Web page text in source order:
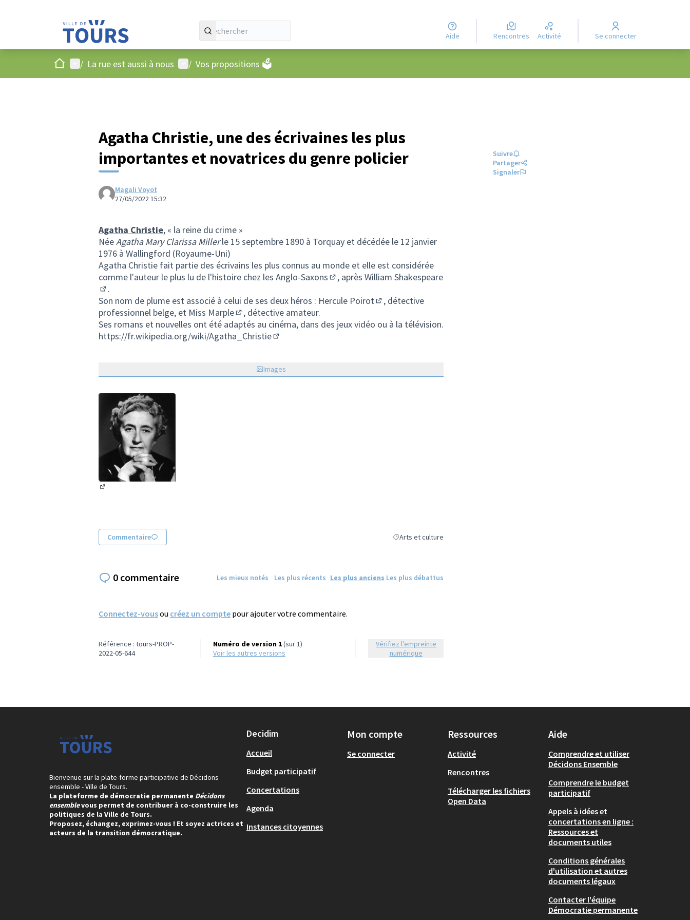
Aide Rencontres Activité Se connecter
AccueilMenu principal
/ La rue est aussi à nous Menu utilisateur
/ Vos propositions 🗳️
Agatha Christie, une des écrivaines les plus
importantes et novatrices du genre policier
Magali Voyot
27/05/2022 15:32
Agatha Christie, « la reine du crime »
NéeAgatha Mary Clarissa Millerle 15 septembre 1890 à Torquay et décédée le 12 janvier
1976 à Wallingford (Royaume-Uni)
Agatha Christie fait partie des écrivains les plus connus au monde et elle est considérée
comme l'auteur le plus lu de l'histoire chez les Anglo-Saxons
(Lien externe)
, après William Shakespeare
(Lien externe)
.
Son nom de plume est associé à celui de ses deux héros : Hercule Poirot
(Lien externe)
, détective
professionnel belge, et Miss Marple
(Lien externe)
, détective amateur.
Ses romans et nouvelles ont été adaptés au cinéma, dans des jeux vidéo ou à la télévision.
https://fr.wikipedia.org/wiki/Agatha_Christie
Images
Commentaire Filtrer les résultats de la catégorie : Arts et culture
Arts et culture
Suivre
Partager
Signaler
0 commentaire Les mieux notés Les plus récents Les plus anciens Les plus débattus
Connectez-vousou créez un compte pour ajouter votre commentaire.
Référence : tours-PROP-
2022-05-644
Numéro de version 1(sur 1)
voir les autres versions
Vérifiez l'empreinte
numérique
Bienvenue sur la plate-forme participative de Décidons
ensemble - Ville de Tours.
La plateforme de démocratie permanente Décidons
ensemblevous permet de contribuer à co-construire les
politiques de la Ville de Tours.
Proposez, échangez, exprimez-vous ! Et soyez actrices et
acteurs de la transition démocratique.
Decidim
Accueil
Budget participatif
Concertations
Agenda
Instances citoyennes
Mon compte
Se connecter
Ressources
Activité
Rencontres
Télécharger les fichiers
Open Data
Aide
Comprendre et utiliser
Décidons Ensemble
Comprendre le budget
participatif
Appels à idées et
concertations en ligne :
Ressources et
documents utiles
Conditions générales
d'utilisation et autres
documents légaux
Contacter l'équipe
Démocratie permanente